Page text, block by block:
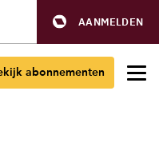
AANMELDEN
abonnementen